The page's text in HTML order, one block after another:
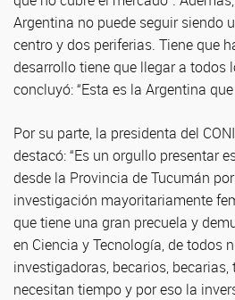
Argentina no puede seguir siendo
centro y dos periferias. Tiene que
desarrollo tiene que llegar a todos
concluyó: “Esta es la Argentina
Por su parte, la presidenta del
destacó: “Es un orgullo presentar
desde la Provincia de Tucumán
investigación mayoritariamente
que tiene una gran precuela y
en Ciencia y Tecnología, de todos
investigadoras, becarios,
necesitan tiempo y por eso la